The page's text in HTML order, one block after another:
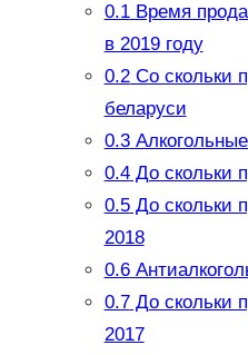
0.1Время
в 2019 году
0.2Со скольки
беларуси
0.3
0.4До скольки
0.5До скольки
2018
0.6
0.7До скольки
2017